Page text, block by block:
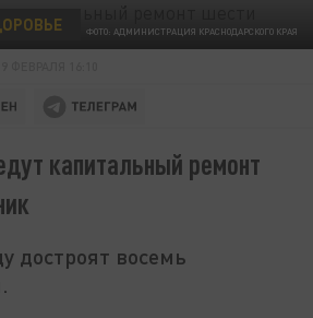
ФОТО: АДМИНИСТРАЦИЯ КРАСНОДАРСКОГО КРАЯ
капитальный ремонт
достроят восемь